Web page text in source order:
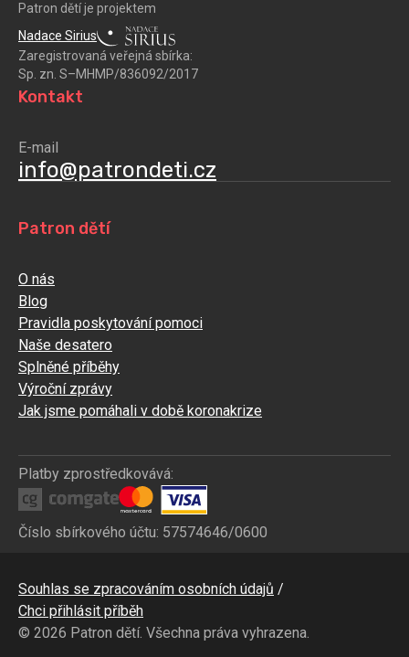
Patron dětí je projektem
Nadace Sirius
Zaregistrovaná veřejná sbírka:
Sp. zn. S–MHMP/836092/2017
Patron dětí
O nás
Blog
Pravidla poskytování pomoci
Naše desatero
Splněné příběhy
Výroční zprávy
Jak jsme pomáhali v době koronakrize
Kontakt
E-mail
info@patrondeti.cz
Platby zprostředkovává:
Číslo sbírkového účtu: 57574646/0600
Bottom
CZ
Souhlas se zpracováním osobních údajů
Chci přihlásit příběh
© 2026 Patron dětí. Všechna práva vyhrazena.